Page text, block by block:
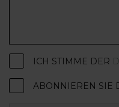
ICH STIMME DER
ABONNIEREN SIE